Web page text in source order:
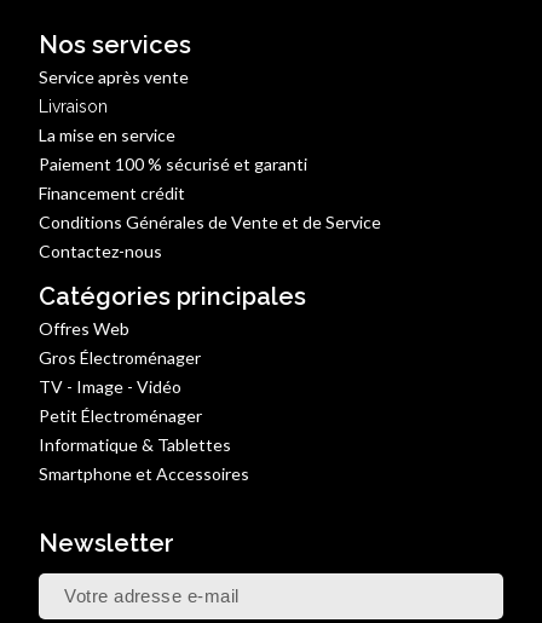
Nos services
Service après vente
Livraison
La mise en service
Paiement 100 % sécurisé et garanti
Financement crédit
Conditions Générales de Vente et de Service
Contactez-nous
Catégories principales
Offres Web
Gros Électroménager
TV - Image - Vidéo
Petit Électroménager
Informatique & Tablettes
Smartphone et Accessoires
Newsletter